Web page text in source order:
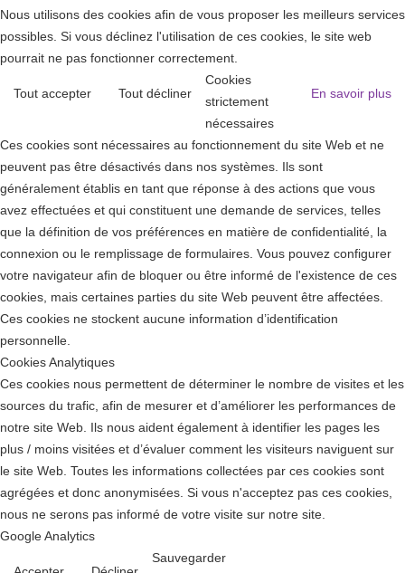
Nous utilisons des cookies afin de vous proposer les meilleurs services
possibles. Si vous déclinez l'utilisation de ces cookies, le site web
pourrait ne pas fonctionner correctement.
Tout accepter Tout décliner En savoir plus
Cookies
strictement
nécessaires
Ces cookies sont nécessaires au fonctionnement du site Web et ne
peuvent pas être désactivés dans nos systèmes. Ils sont
généralement établis en tant que réponse à des actions que vous
avez effectuées et qui constituent une demande de services, telles
que la définition de vos préférences en matière de confidentialité, la
connexion ou le remplissage de formulaires. Vous pouvez configurer
votre navigateur afin de bloquer ou être informé de l'existence de ces
cookies, mais certaines parties du site Web peuvent être affectées.
Ces cookies ne stockent aucune information d’identification
personnelle.
Cookies Analytiques
Ces cookies nous permettent de déterminer le nombre de visites et les
sources du trafic, afin de mesurer et d’améliorer les performances de
notre site Web. Ils nous aident également à identifier les pages les
plus / moins visitées et d’évaluer comment les visiteurs naviguent sur
le site Web. Toutes les informations collectées par ces cookies sont
agrégées et donc anonymisées. Si vous n'acceptez pas ces cookies,
nous ne serons pas informé de votre visite sur notre site.
Google Analytics
Sauvegarder